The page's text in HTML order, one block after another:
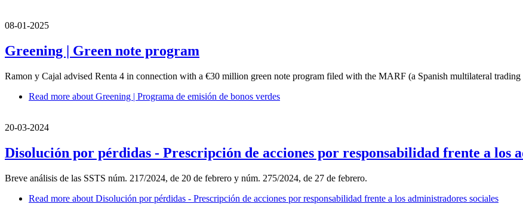
08-01-2025
Greening | Green note program
Ramon y Cajal advised Renta 4 in connection with a €30 million green note program filed with the MARF (a Spanish multilateral
Read more about Greening | Programa de emisión de bonos verdes
20-03-2024
Disolución por pérdidas - Prescripción de acciones por responsabilidad frente a los
Breve análisis de las SSTS núm. 217/2024, de 20 de febrero y núm. 275/2024, de 27 de febrero.
Read more about Disolución por pérdidas - Prescripción de acciones por responsabilidad frente a los administradores sociales